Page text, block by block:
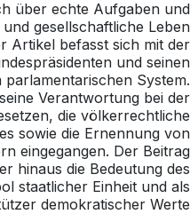
über echte Aufgaben und
gesellschaftliche Leben
Artikel befasst sich mit der
und seinen
System.
Verantwortung bei der
die völkerrechtliche
sowie die Ernennung von
eingegangen. Der Beitrag
hinaus die Bedeutung des
staatlicher Einheit und als
demokratischer Werte.